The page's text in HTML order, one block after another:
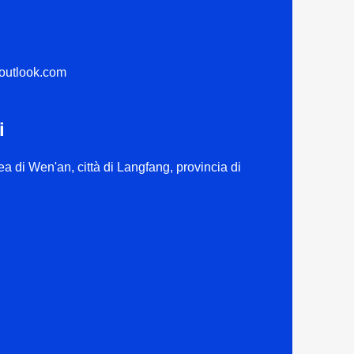
di Wen'an, città di Langfang, provincia di